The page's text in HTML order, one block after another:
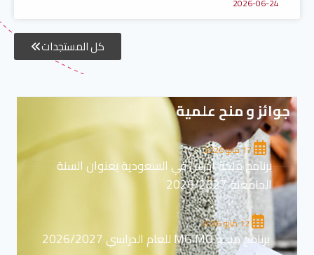
2026-06-24
كل المستجدات
جوائز و منح علمية
17 مايو 2026
برنامج منحة ادرس في السعودية بعنوان السنة
الجامعية 2026/2027
برنامج منحة MGIMO للعام الدراسي 2026/2027